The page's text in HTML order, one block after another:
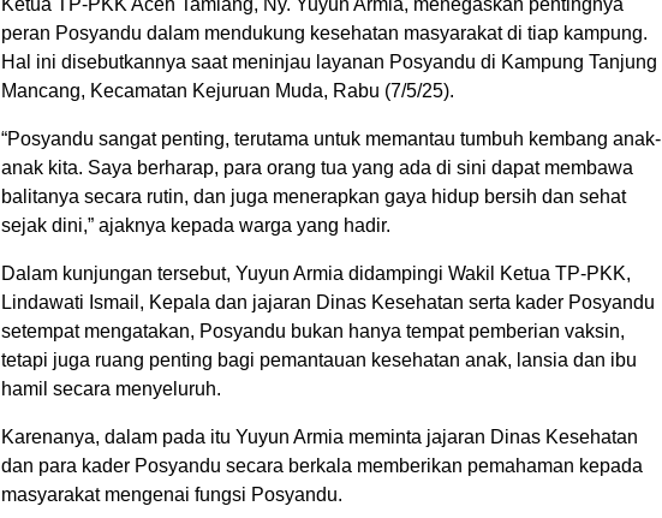
Ketua TP-PKK Aceh Tamiang, Ny. Yuyun Armia, menegaskan pentingnya
peran Posyandu dalam mendukung kesehatan masyarakat di tiap kampung.
Hal ini disebutkannya saat meninjau layanan Posyandu di Kampung Tanjung
Mancang, Kecamatan Kejuruan Muda, Rabu (7/5/25).
“Posyandu sangat penting, terutama untuk memantau tumbuh kembang anak-
anak kita. Saya berharap, para orang tua yang ada di sini dapat membawa
balitanya secara rutin, dan juga menerapkan gaya hidup bersih dan sehat
sejak dini,” ajaknya kepada warga yang hadir.
Dalam kunjungan tersebut, Yuyun Armia didampingi Wakil Ketua TP-PKK,
Lindawati Ismail, Kepala dan jajaran Dinas Kesehatan serta kader Posyandu
setempat mengatakan, Posyandu bukan hanya tempat pemberian vaksin,
tetapi juga ruang penting bagi pemantauan kesehatan anak, lansia dan ibu
hamil secara menyeluruh.
Karenanya, dalam pada itu Yuyun Armia meminta jajaran Dinas Kesehatan
dan para kader Posyandu secara berkala memberikan pemahaman kepada
masyarakat mengenai fungsi Posyandu.